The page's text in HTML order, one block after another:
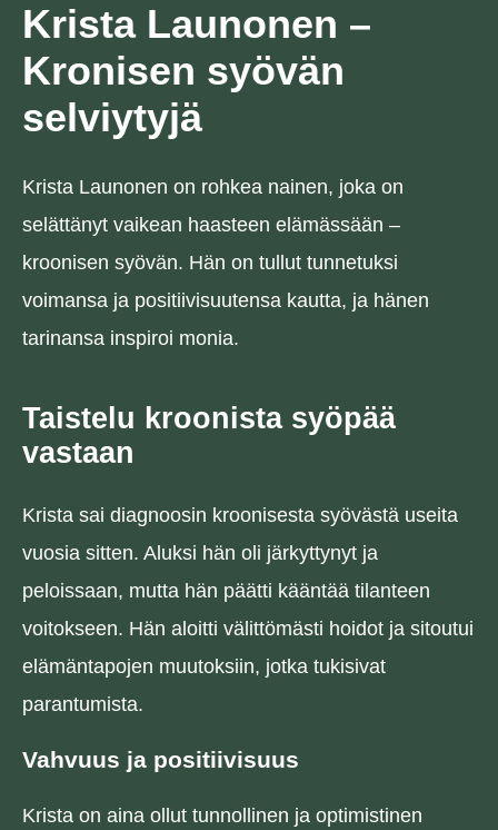
Krista Launonen –
Kronisen syövän
selviytyjä
Krista Launonen on rohkea nainen, joka on
selättänyt vaikean haasteen elämässään –
kroonisen syövän. Hän on tullut tunnetuksi
voimansa ja positiivisuutensa kautta, ja hänen
tarinansa inspiroi monia.
Taistelu kroonista syöpää
vastaan
Krista sai diagnoosin kroonisesta syövästä useita
vuosia sitten. Aluksi hän oli järkyttynyt ja
peloissaan, mutta hän päätti kääntää tilanteen
voitokseen. Hän aloitti välittömästi hoidot ja sitoutui
elämäntapojen muutoksiin, jotka tukisivat
parantumista.
Vahvuus ja positiivisuus
Krista on aina ollut tunnollinen ja optimistinen